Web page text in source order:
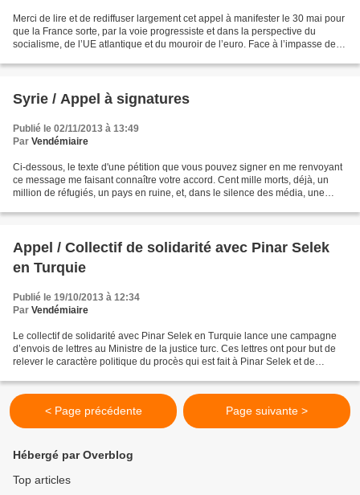
Merci de lire et de rediffuser largement cet appel à manifester le 30 mai pour
que la France sorte, par la voie progressiste et dans la perspective du
socialisme, de l’UE atlantique et du mouroir de l’euro. Face à l’impasse de
Syrie / Appel à signatures
Publié le 02/11/2013 à 13:49
Par Vendémiaire
Ci-dessous, le texte d'une pétition que vous pouvez signer en me renvoyant
ce message me faisant connaître votre accord. Cent mille morts, déjà, un
million de réfugiés, un pays en ruine, et, dans le silence des média, une
Appel / Collectif de solidarité avec Pinar Selek
en Turquie
Publié le 19/10/2013 à 12:34
Par Vendémiaire
Le collectif de solidarité avec Pinar Selek en Turquie lance une campagne
d’envois de lettres au Ministre de la justice turc. Ces lettres ont pour but de
relever le caractère politique du procès qui est fait à Pinar Selek et de
< Page précédente Page suivante >
Hébergé par Overblog
Top articles